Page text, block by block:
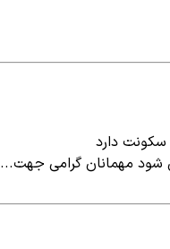
سکونت دارد
شود مهمانان گرامی جهت...